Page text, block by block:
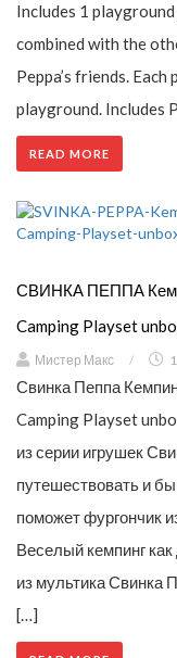
Includes 1
combined with the
Peppa’s friends.
playground. Includes
READ MORE
СВИНКА ПЕППА
Camping Playset
Мистер Макс /
Свинка Пеппа
Camping Playset
из серии игрушек
путешествовать и
поможет фургончик
Веселый кемпинг
из мультика Свинка
[…]